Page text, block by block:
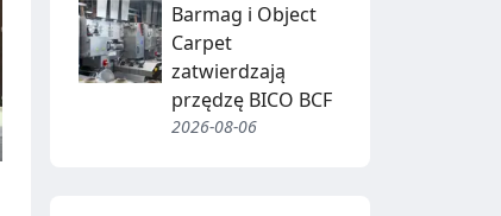
Barmag i Object
Carpet
zatwierdzają
przędzę BICO BCF
2026-08-06